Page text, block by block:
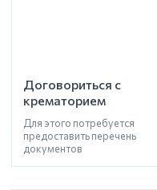
Договориться с
крематорием
Для этого потребуется
предоставить перечень
документов